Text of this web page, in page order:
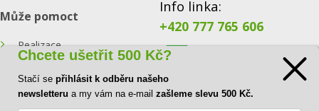
Může pomoct
Realizace
Konfigurátor
Info linka:
+420 777 765 606
E-mail:
Chcete ušetřit 500 Kč?
Stačí se přihlásit k odběru našeho
newsletteru a my vám na e-mail zašleme slevu 500 Kč.